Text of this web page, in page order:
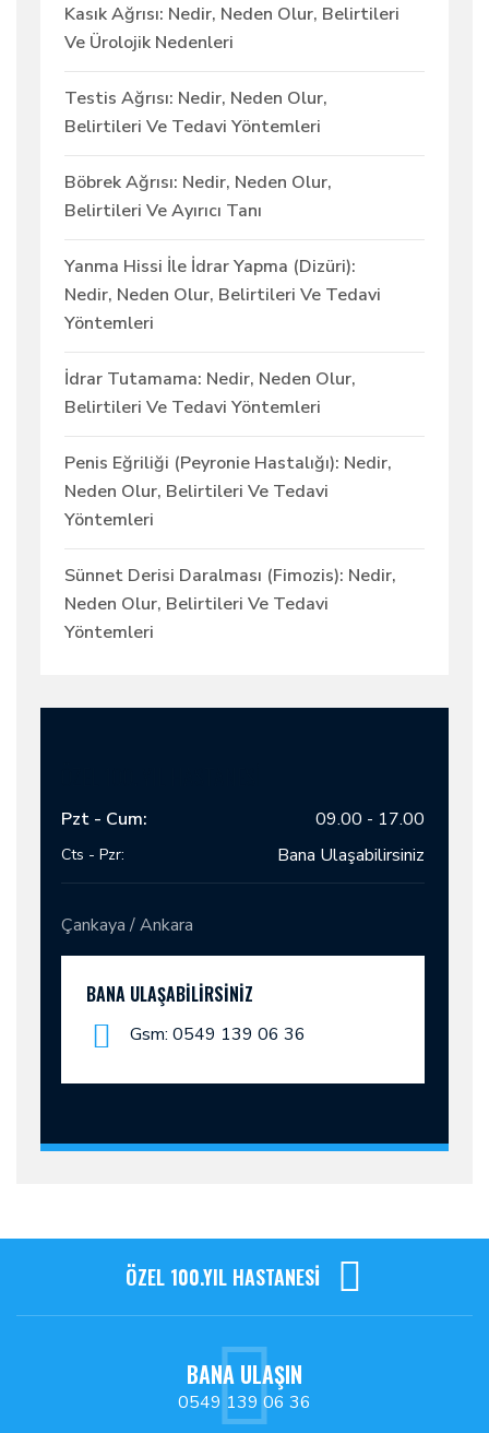
Kasık Ağrısı: Nedir, Neden Olur, Belirtileri
Ve Ürolojik Nedenleri
Testis Ağrısı: Nedir, Neden Olur,
Belirtileri Ve Tedavi Yöntemleri
Böbrek Ağrısı: Nedir, Neden Olur,
Belirtileri Ve Ayırıcı Tanı
Yanma Hissi İle İdrar Yapma (Dizüri):
Nedir, Neden Olur, Belirtileri Ve Tedavi
Yöntemleri
İdrar Tutamama: Nedir, Neden Olur,
Belirtileri Ve Tedavi Yöntemleri
Penis Eğriliği (Peyronie Hastalığı): Nedir,
Neden Olur, Belirtileri Ve Tedavi
Yöntemleri
Sünnet Derisi Daralması (Fimozis): Nedir,
Neden Olur, Belirtileri Ve Tedavi
Yöntemleri
Pzt - Cum: 09.00 - 17.00
Cts - Pzr: Bana Ulaşabilirsiniz
Çankaya / Ankara
BANA ULAŞABILIRSINIZ
Gsm: 0549 139 06 36
ÖZEL 100.YIL HASTANESİ
BANA ULAŞIN
0549 139 06 36